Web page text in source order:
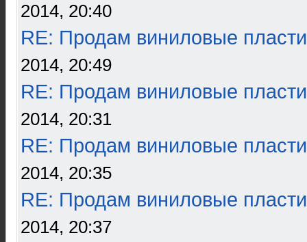
2014, 20:40
RE: Продам виниловые
2014, 20:49
RE: Продам виниловые
2014, 20:31
RE: Продам виниловые
2014, 20:35
RE: Продам виниловые
2014, 20:37